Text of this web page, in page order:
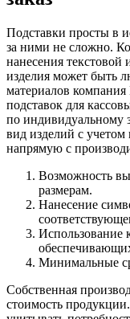
Подставки просты в
за ними не сложно.
нанесения
изделия может быть
материалов компания
подставок для
по индивидуальному
вид изделий с
напрямую с
Возможность
размерам.
Нанесение
Использование
Минимальные
Собственная
стоимость